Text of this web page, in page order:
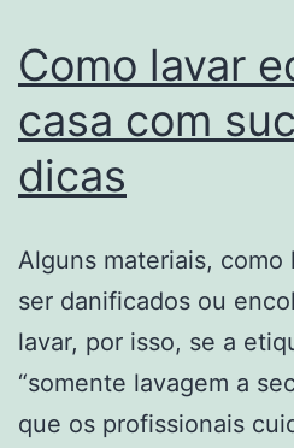
Como lavar
casa com
dicas
Alguns materiais, como
ser danificados ou
lavar, por isso, se a
“somente lavagem a
que os profissionais